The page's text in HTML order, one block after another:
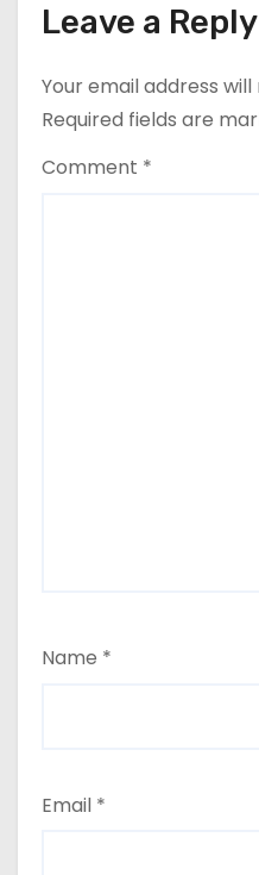
n
Leave a Reply
Your email address
Required fields are
Comment *
Name *
Email *